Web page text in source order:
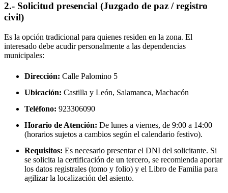
2.- Solicitud presencial (Juzgado de paz / registro
civil)
Es la opción tradicional para quienes residen en la zona. El
interesado debe acudir personalmente a las dependencias
municipales:
Dirección: Calle Palomino 5
Ubicación: Castilla y León, Salamanca, Machacón
Teléfono: 923306090
Horario de Atención: De lunes a viernes, de 9:00 a 14:00
(horarios sujetos a cambios según el calendario festivo).
Requisitos: Es necesario presentar el DNI del solicitante. Si
se solicita la certificación de un tercero, se recomienda aportar
los datos registrales (tomo y folio) y el Libro de Familia para
agilizar la localización del asiento.